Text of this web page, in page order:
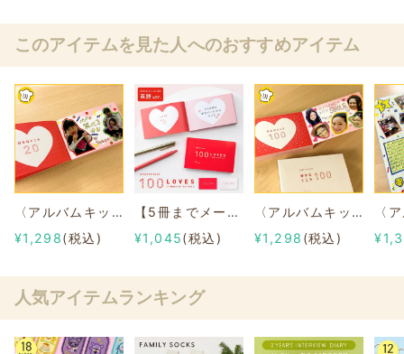
このアイテムを見た人へのおすすめアイテム
〈アルバムキッチンセット〉記念日030
¥1,298(税込)
【5冊までメール便可】present book 100 LOVES《I Want to Tell You》
¥1,045(税込)
〈アルバムキッチンセット〉誕生日046
¥1,298 (税込)
人気アイテムランキング